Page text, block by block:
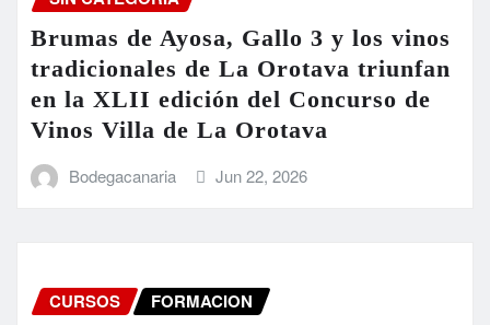
Brumas de Ayosa, Gallo 3 y los vinos
tradicionales de La Orotava triunfan
en la XLII edición del Concurso de
Vinos Villa de La Orotava
Bodegacanaria Jun 22, 2026
CURSOS FORMACION